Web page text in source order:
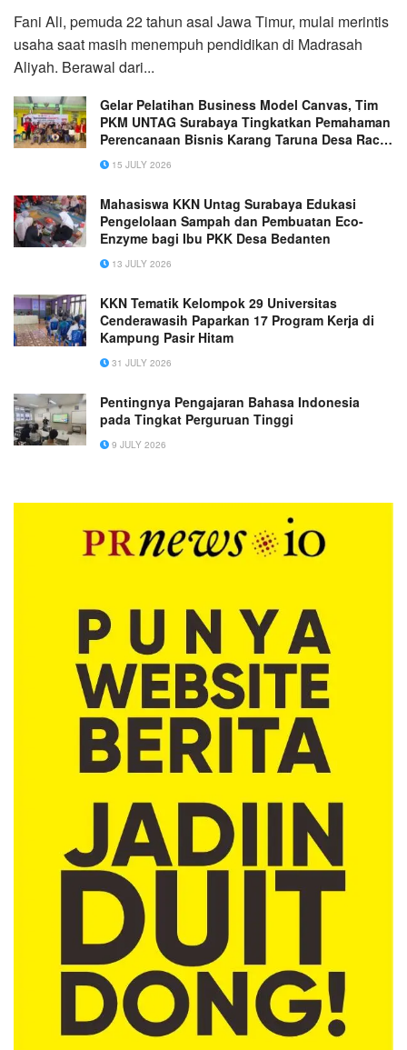
Fani Ali, pemuda 22 tahun asal Jawa Timur, mulai merintis
usaha saat masih menempuh pendidikan di Madrasah
Aliyah. Berawal dari...
Gelar Pelatihan Business Model Canvas, Tim
PKM UNTAG Surabaya Tingkatkan Pemahaman
Perencanaan Bisnis Karang Taruna Desa Raci
Kulon
15 JULY 2026
Mahasiswa KKN Untag Surabaya Edukasi
Pengelolaan Sampah dan Pembuatan Eco-
Enzyme bagi Ibu PKK Desa Bedanten
13 JULY 2026
KKN Tematik Kelompok 29 Universitas
Cenderawasih Paparkan 17 Program Kerja di
Kampung Pasir Hitam
31 JULY 2026
Pentingnya Pengajaran Bahasa Indonesia
pada Tingkat Perguruan Tinggi
9 JULY 2026